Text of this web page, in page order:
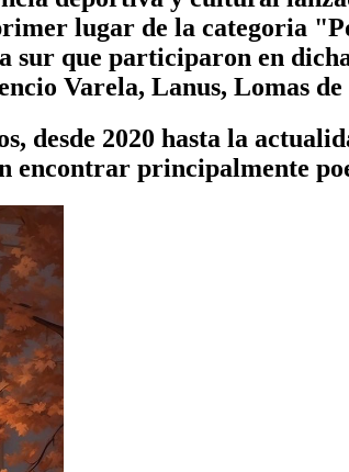
lugar de la categoria
sur que participaron en
Varela, Lanus, Lomas
desde 2020 hasta la
encontrar principalmente